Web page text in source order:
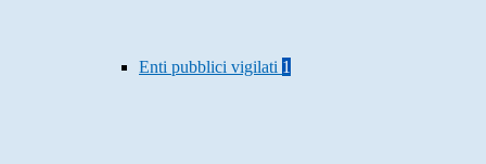
Enti pubblici vigilati 1